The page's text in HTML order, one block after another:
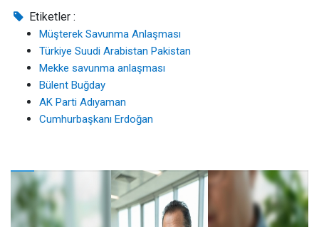
Etiketler :
Müşterek Savunma Anlaşması
Türkiye Suudi Arabistan Pakistan
Mekke savunma anlaşması
Bülent Buğday
AK Parti Adıyaman
Cumhurbaşkanı Erdoğan